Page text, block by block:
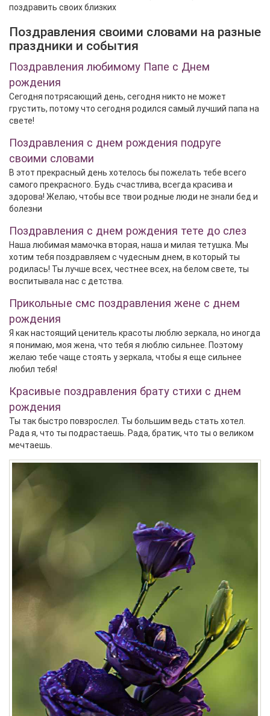
поздравить своих близких
Поздравления своими словами на разные
праздники и события
Поздравления любимому Папе с Днем
рождения
Сегодня потрясающий день, сегодня никто не может
грустить, потому что сегодня родился самый лучший папа на
свете!
Поздравления с днем рождения подруге
своими словами
В этот прекрасный день хотелось бы пожелать тебе всего
самого прекрасного. Будь счастлива, всегда красива и
здорова! Желаю, чтобы все твои родные люди не знали бед и
болезни
Поздравления с днем рождения тете до слез
Наша любимая мамочка вторая, наша и милая тетушка. Мы
хотим тебя поздравляем с чудесным днем, в который ты
родилась! Ты лучше всех, честнее всех, на белом свете, ты
воспитывала нас с детства.
Прикольные смс поздравления жене с днем
рождения
Я как настоящий ценитель красоты люблю зеркала, но иногда
я понимаю, моя жена, что тебя я люблю сильнее. Поэтому
желаю тебе чаще стоять у зеркала, чтобы я еще сильнее
любил тебя!
Красивые поздравления брату стихи с днем
рождения
Ты так быстро повзрослел. Ты большим ведь стать хотел.
Рада я, что ты подрастаешь. Рада, братик, что ты о великом
мечтаешь.